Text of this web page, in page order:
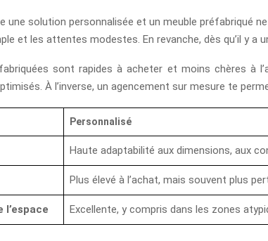
une solution personnalisée et un meuble préfabriqué
et les attentes modestes. En revanche, dès qu’il y
sont rapides à acheter et moins chères à
À l’inverse, un agencement sur mesure te
Personnalisé
Haute adaptabilité aux dimensions, aux
Plus élevé à l’achat, mais souvent plus
Excellente, y compris dans les zones